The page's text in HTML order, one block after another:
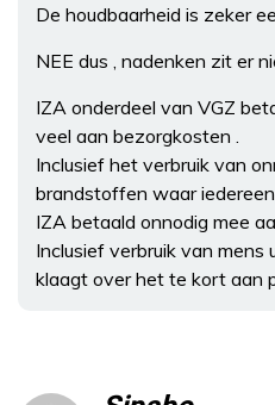
De houdbaarheid is zeker
NEE dus , nadenken zit er
IZA onderdeel van VGZ
veel aan bezorgkosten .
Inclusief het verbruik van
brandstoffen waar
IZA betaald onnodig mee
Inclusief verbruik van mens
klaagt over het te kort aan